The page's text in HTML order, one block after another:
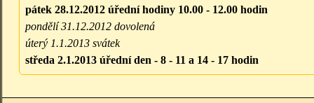
pátek 28.12.2012 úřední hodiny 10.00 - 12.00 hodin
pondělí 31.12.2012 dovolená
úterý 1.1.2013 svátek
středa 2.1.2013 úřední den - 8 - 11 a 14 - 17 hodin